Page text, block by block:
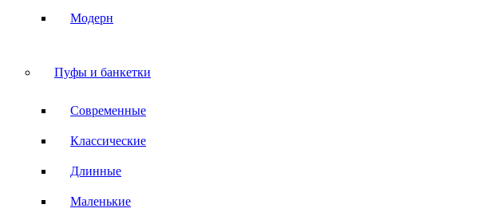
Модерн
Пуфы и банкетки
Современные
Классические
Длинные
Маленькие